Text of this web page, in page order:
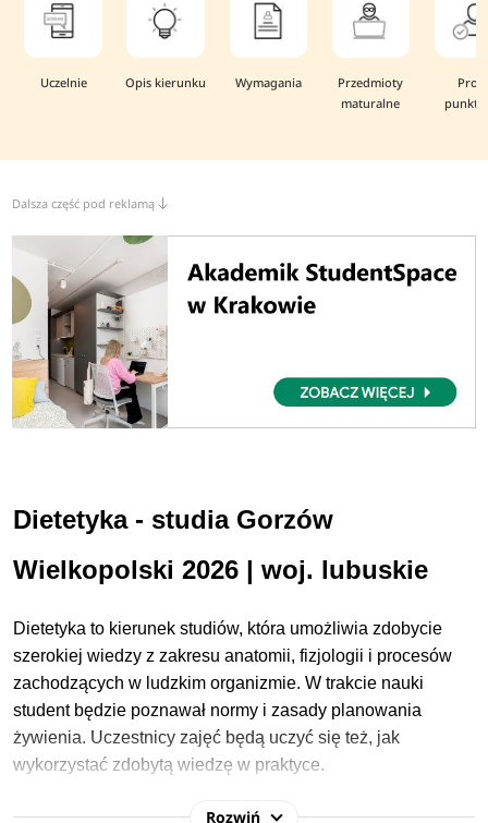
Uczelnie Opis kierunku Wymagania
Przedmioty
maturalne
Dalsza część pod reklamą
Dietetyka - studia Gorzów
Wielkopolski 2026| woj. lubuskie
Dietetyka to kierunek studiów, która umożliwia zdobycie
szerokiej wiedzy z zakresu anatomii, fizjologii i procesów
zachodzących w ludzkim organizmie. W trakcie nauki
student będzie poznawał normy i zasady planowania
żywienia. Uczestnicy zajęć będą uczyć się też, jak
wykorzystać zdobytą wiedzę w praktyce.
Rozwiń